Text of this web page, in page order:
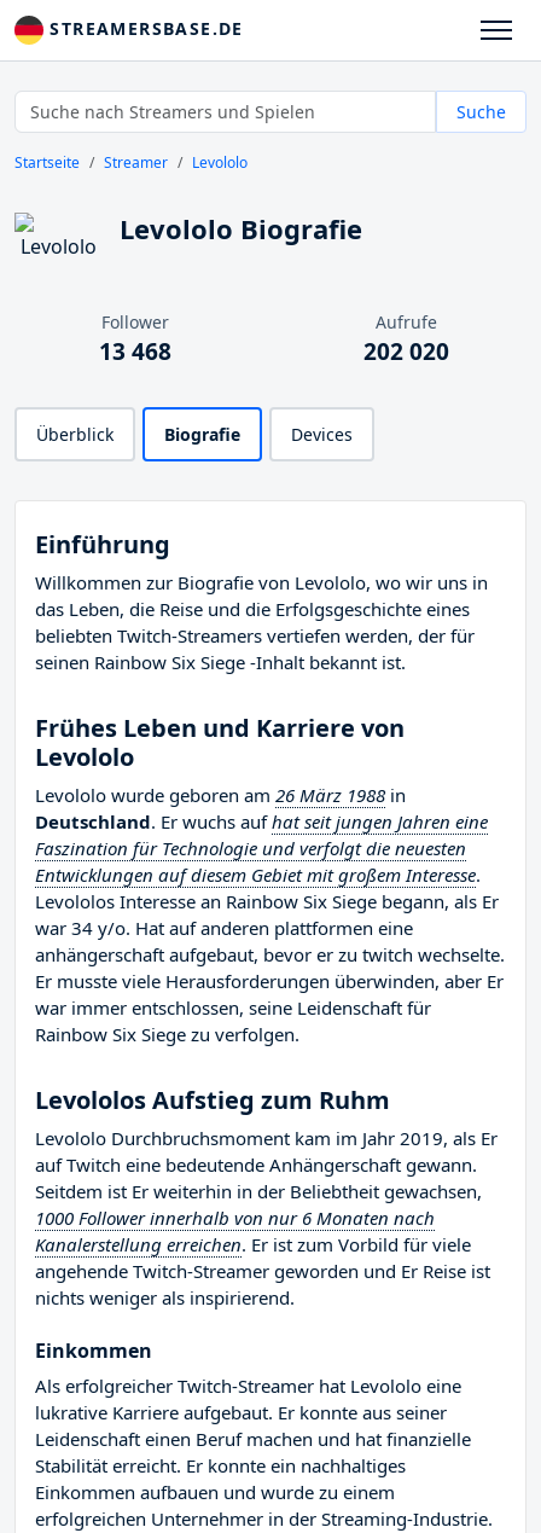
STREAMERSBASE.DE
Suche
Startseite Streamer Levololo
Levololo Biografie
Follower
13 468
Aufrufe
202 020
Überblick Biografie Devices
Einführung
Willkommen zur Biografie von Levololo, wo wir uns in
das Leben, die Reise und die Erfolgsgeschichte eines
beliebten Twitch-Streamers vertiefen werden, der für
seinen Rainbow Six Siege -Inhalt bekannt ist.
Frühes Leben und Karriere von
Levololo
Levololo wurde geboren am 26 März 1988 in
Deutschland. Er wuchs aufhat seit jungen Jahren eine
Faszination für Technologie und verfolgt die neuesten
Entwicklungen auf diesem Gebiet mit großem Interesse.
Levololos Interesse an Rainbow Six Siege begann, als Er
war 34 y/o. Hat auf anderen plattformen eine
anhängerschaft aufgebaut, bevor er zu twitch wechselte.
Er musste viele Herausforderungen überwinden, aber Er
war immer entschlossen, seine Leidenschaft für
Rainbow Six Siege zu verfolgen.
Levololos Aufstieg zum Ruhm
Levololo Durchbruchsmoment kam im Jahr 2019, als Er
auf Twitch eine bedeutende Anhängerschaft gewann.
Seitdem ist Er weiterhin in der Beliebtheit gewachsen,
1000 Follower innerhalb von nur 6 Monaten nach
Kanalerstellung erreichen. Er ist zum Vorbild für viele
angehende Twitch-Streamer geworden und Er Reise ist
nichts weniger als inspirierend.
Einkommen
Als erfolgreicher Twitch-Streamer hat Levololo eine
lukrative Karriere aufgebaut. Er konnte aus seiner
Leidenschaft einen Beruf machen und hat finanzielle
Stabilität erreicht. Er konnte ein nachhaltiges
Einkommen aufbauen und wurde zu einem
erfolgreichen Unternehmer in der Streaming-Industrie.